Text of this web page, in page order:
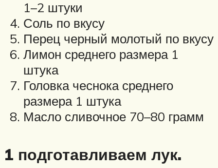
1–2 штуки
Соль по вкусу
Перец черный молотый по вкусу
Лимон среднего размера 1
штука
Головка чеснока среднего
размера 1 штука
Масло сливочное 70–80 грамм
1 подготавливаем лук.